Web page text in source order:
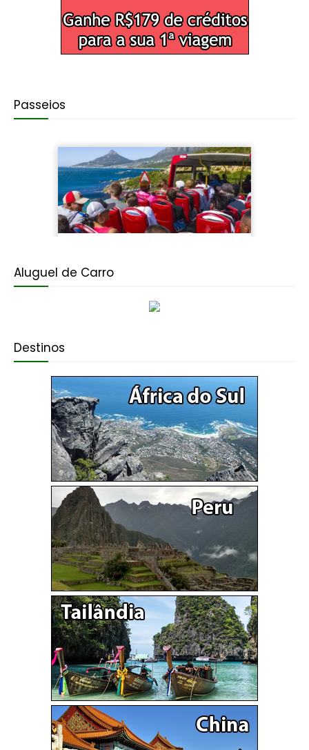
Passeios
Aluguel de Carro
Destinos